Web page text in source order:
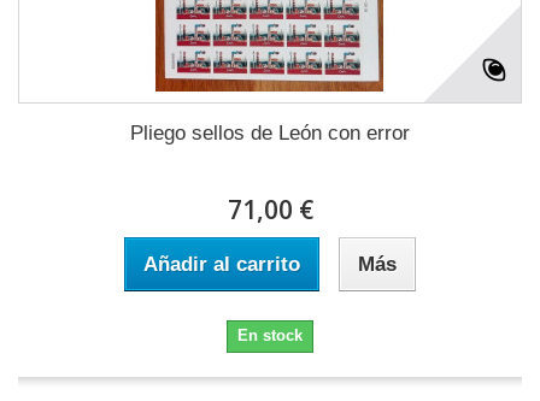
Pliego sellos de León con error
71,00 €
Añadir al carrito Más
En stock